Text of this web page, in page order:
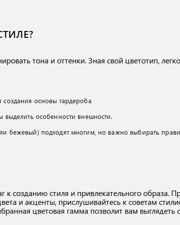
тона и оттенки. Зная свой цветотип,
создания основы гардероба
выделить особенности внешности.
бежевый) подходят многим, но важно выбирать
стиля и привлекательного образа.
и акценты, прислушивайтесь к советам
цветовая гамма позволит вам выглядеть